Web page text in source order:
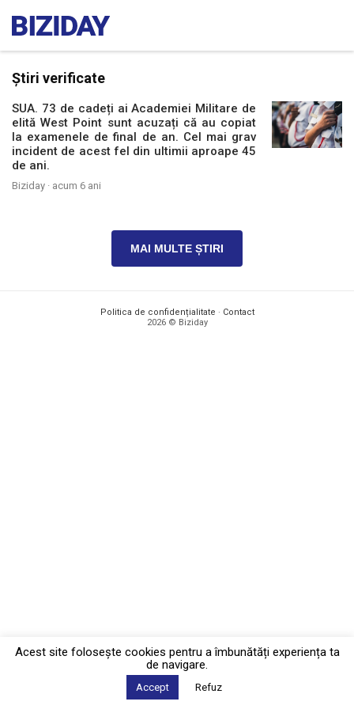
Știri verificate
SUA. 73 de cadeți ai Academiei Militare de
elită West Point sunt acuzați că au copiat
la examenele de final de an. Cel mai grav
incident de acest fel din ultimii aproape 45
de ani.
Biziday · acum 6 ani
MAI MULTE ȘTIRI
Politica de confidențialitate · Contact
2026 © Biziday
Acest site foloseşte cookies pentru a îmbunătăți experiența ta
de navigare.
Accept Refuz